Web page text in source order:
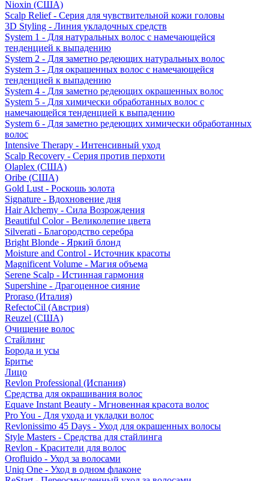
Nioxin (США)
Scalp Relief - Серия для чувствительной кожи головы
3D Styling - Линия укладочных средств
System 1 - Для натуральных волос с намечающейся
тенденцией к выпадению
System 2 - Для заметно редеющих натуральных волос
System 3 - Для окрашенных волос с намечающейся
тенденцией к выпадению
System 4 - Для заметно редеющих окрашенных волос
System 5 - Для химически обработанных волос с
намечающейся тенденцией к выпадению
System 6 - Для заметно редеющих химически обработанных
волос
Intensive Therapy - Интенсивный уход
Scalp Recovery - Серия против перхоти
Olaplex (США)
Oribe (США)
Gold Lust - Роскошь золота
Signature - Вдохновение дня
Hair Alchemy - Сила Возрождения
Beautiful Color - Великолепие цвета
Silverati - Благородство серебра
Bright Blonde - Яркий блонд
Moisture and Control - Источник красоты
Magnificent Volume - Магия объема
Serene Scalp - Истинная гармония
Supershine - Драгоценное сияние
Proraso (Италия)
RefectoCil (Австрия)
Reuzel (США)
Очищение волос
Стайлинг
Борода и усы
Бритье
Лицо
Revlon Professional (Испания)
Средства для окрашивания волос
Equave Instant Beauty - Мгновенная красота волос
Pro You - Для ухода и укладки волос
Revlonissimo 45 Days - Уход для окрашенных волосы
Style Masters - Средства для стайлинга
Revlon - Красители для волос
Orofluido - Уход за волосами
Uniq One - Уход в одном флаконе